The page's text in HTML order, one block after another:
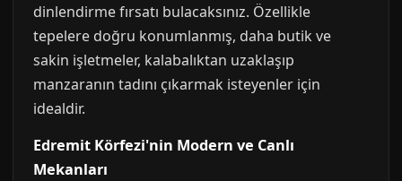
dinlendirme fırsatı bulacaksınız. Özellikle
tepelere doğru konumlanmış, daha butik ve
sakin işletmeler, kalabalıktan uzaklaşıp
manzaranın tadını çıkarmak isteyenler için
idealdir.
Edremit Körfezi'nin Modern ve Canlı
Mekanları